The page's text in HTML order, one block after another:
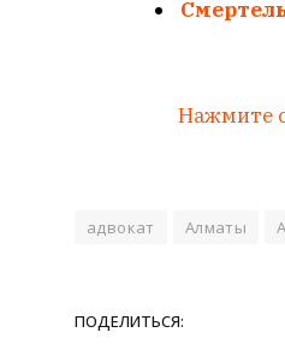
Нажмите
адвокат Алматы
ПОДЕЛИТЬСЯ: